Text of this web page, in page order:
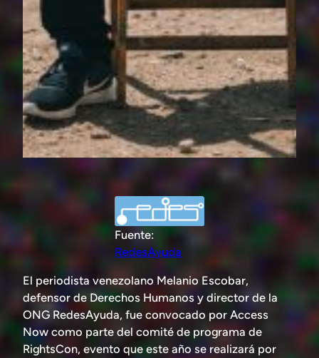
Fuente:
RedesAyuda
El periodista venezolano Melanio Escobar,
defensor de Derechos Humanos y director de la
ONG RedesAyuda, fue convocado por Access
Now como parte del comité de programa de
RightsCon, evento que este año se realizará por